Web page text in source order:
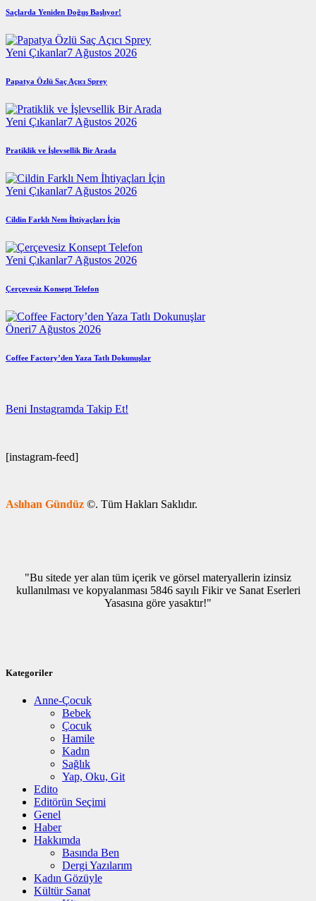
Saçlarda Yeniden Doğuş Başlıyor!
Yeni Çıkanlar7 Ağustos 2026
Papatya Özlü Saç Açıcı Sprey
Yeni Çıkanlar7 Ağustos 2026
Pratiklik ve İşlevsellik Bir Arada
Yeni Çıkanlar7 Ağustos 2026
Cildin Farklı Nem İhtiyaçları İçin
Yeni Çıkanlar7 Ağustos 2026
Çerçevesiz Konsept Telefon
Öneri7 Ağustos 2026
Coffee Factory’den Yaza Tatlı Dokunuşlar
Beni Instagramda Takip Et!
[instagram-feed]
Aslıhan Gündüz ©. Tüm Hakları Saklıdır.
"Bu sitede yer alan tüm içerik ve görsel materyallerin izinsiz
kullanılması ve kopyalanması 5846 sayılı Fikir ve Sanat Eserleri
Yasasına göre yasaktır!"
Kategoriler
Anne-Çocuk
Bebek
Çocuk
Hamile
Kadın
Sağlık
Yap, Oku, Git
Edito
Editörün Seçimi
Genel
Haber
Hakkımda
Basında Ben
Dergi Yazılarım
Kadın Gözüyle
Kültür Sanat